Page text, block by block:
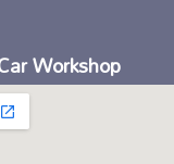
Workshop